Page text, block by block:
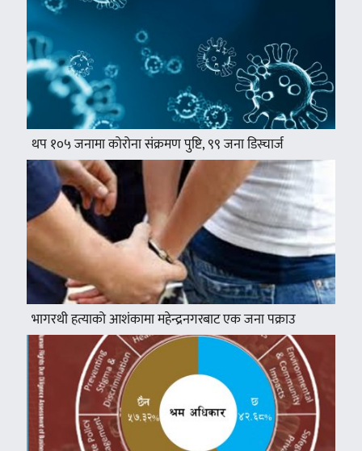
थप १०५ जनामा कोरोना संक्रमण पुष्टि, ९९ जना डिस्चार्ज
भागरथी हत्याको आशंकामा महेन्द्रनगरबाट एक जना पक्राउ